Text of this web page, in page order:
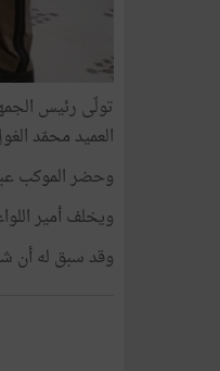
العميد محمّد
وحضر الموكب
ويخلف أمير
وقد سبق له أن